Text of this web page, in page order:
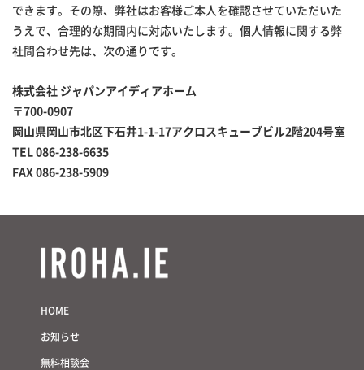
できます。その際、弊社はお客様ご本人を確認させていただいた
うえで、合理的な期間内に対応いたします。個人情報に関する弊
社問合わせ先は、次の通りです。
株式会社 ジャパンアイディアホーム
〒700-0907
岡山県岡山市北区下石井1-1-17アクロスキューブビル2階204号室
TEL 086-238-6635
FAX 086-238-5909
HOME
お知らせ
無料相談会